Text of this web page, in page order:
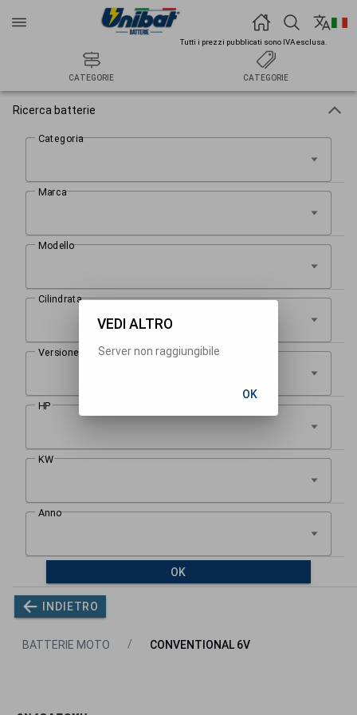
Tutti i prezzi pubblicati sono IVA esclusa.
CATEGORIE CATEGORIE
Ricerca batterie
OK
INDIETRO
BATTERIE MOTO CONVENTIONAL 6V
VEDI ALTRO
Server non raggiungibile
OK